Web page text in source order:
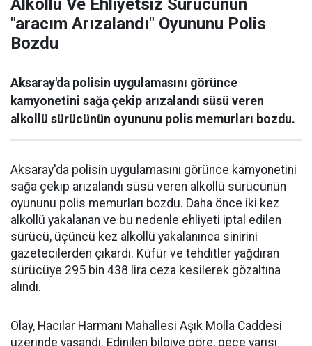
Alkollü Ve Ehliyetsiz Sürücünün
"aracım Arızalandı" Oyununu Polis
Bozdu
Aksaray'da polisin uygulamasını görünce
kamyonetini sağa çekip arızalandı süsü veren
alkollü sürücünün oyununu polis memurları bozdu.
Aksaray'da polisin uygulamasını görünce kamyonetini
sağa çekip arızalandı süsü veren alkollü sürücünün
oyununu polis memurları bozdu. Daha önce iki kez
alkollü yakalanan ve bu nedenle ehliyeti iptal edilen
sürücü, üçüncü kez alkollü yakalanınca sinirini
gazetecilerden çıkardı. Küfür ve tehditler yağdıran
sürücüye 295 bin 438 lira ceza kesilerek gözaltına
alındı.
Olay, Hacılar Harmanı Mahallesi Aşık Molla Caddesi
üzerinde yaşandı. Edinilen bilgiye göre, gece yarısı